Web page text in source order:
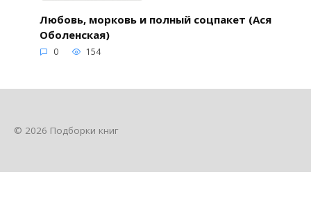
Любовь, морковь и полный соцпакет (Ася
Оболенская)
0 154
© 2026 Подборки книг